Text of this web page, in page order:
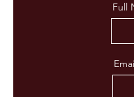
Full